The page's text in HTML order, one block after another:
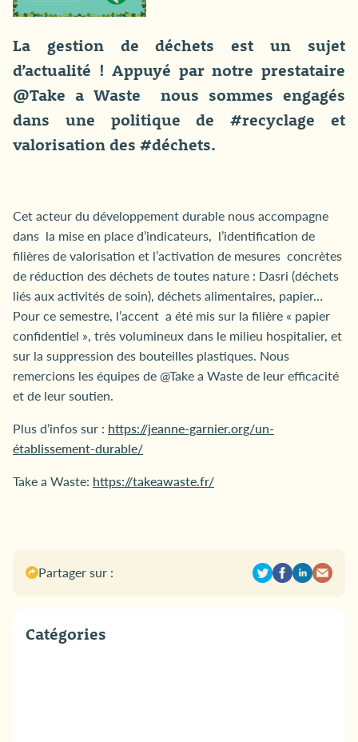
La gestion de déchets est un sujet
d’actualité ! Appuyé par notre prestataire
@Take a Waste nous sommes engagés
dans une politique de #recyclage et
valorisation des #déchets.
Cet acteur du développement durable nous accompagne
dans la mise en place d’indicateurs, l’identification de
filières de valorisation et l’activation de mesures concrètes
de réduction des déchets de toutes nature : Dasri (déchets
liés aux activités de soin), déchets alimentaires, papier…
Pour ce semestre, l’accent a été mis sur la filière « papier
confidentiel », très volumineux dans le milieu hospitalier, et
sur la suppression des bouteilles plastiques. Nous
remercions les équipes de @Take a Waste de leur efficacité
et de leur soutien.
Plus d’infos sur : https://jeanne-garnier.org/un-
établissement-durable/
Take a Waste: https://takeawaste.fr/
Partager sur :
Catégories